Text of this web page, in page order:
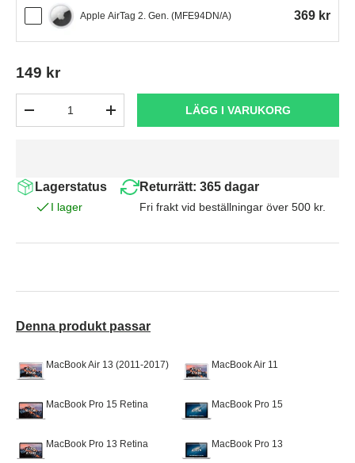
Apple AirTag 2. Gen. (MFE94DN/A) 369 kr
149 kr
+ LÄGG I VARUKORG
Lagerstatus
I lager
Returrätt: 365 dagar
Fri frakt vid beställningar över 500 kr.
Denna produkt passar
MacBook Air 13 (2011-2017) MacBook Air 11
MacBook Pro 15 Retina MacBook Pro 15
MacBook Pro 13 Retina MacBook Pro 13